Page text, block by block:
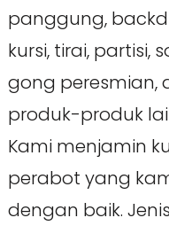
panggung,
kursi, tirai, partisi,
gong peresmian,
produk-produk
Kami menjamin
perabot yang
dengan baik.